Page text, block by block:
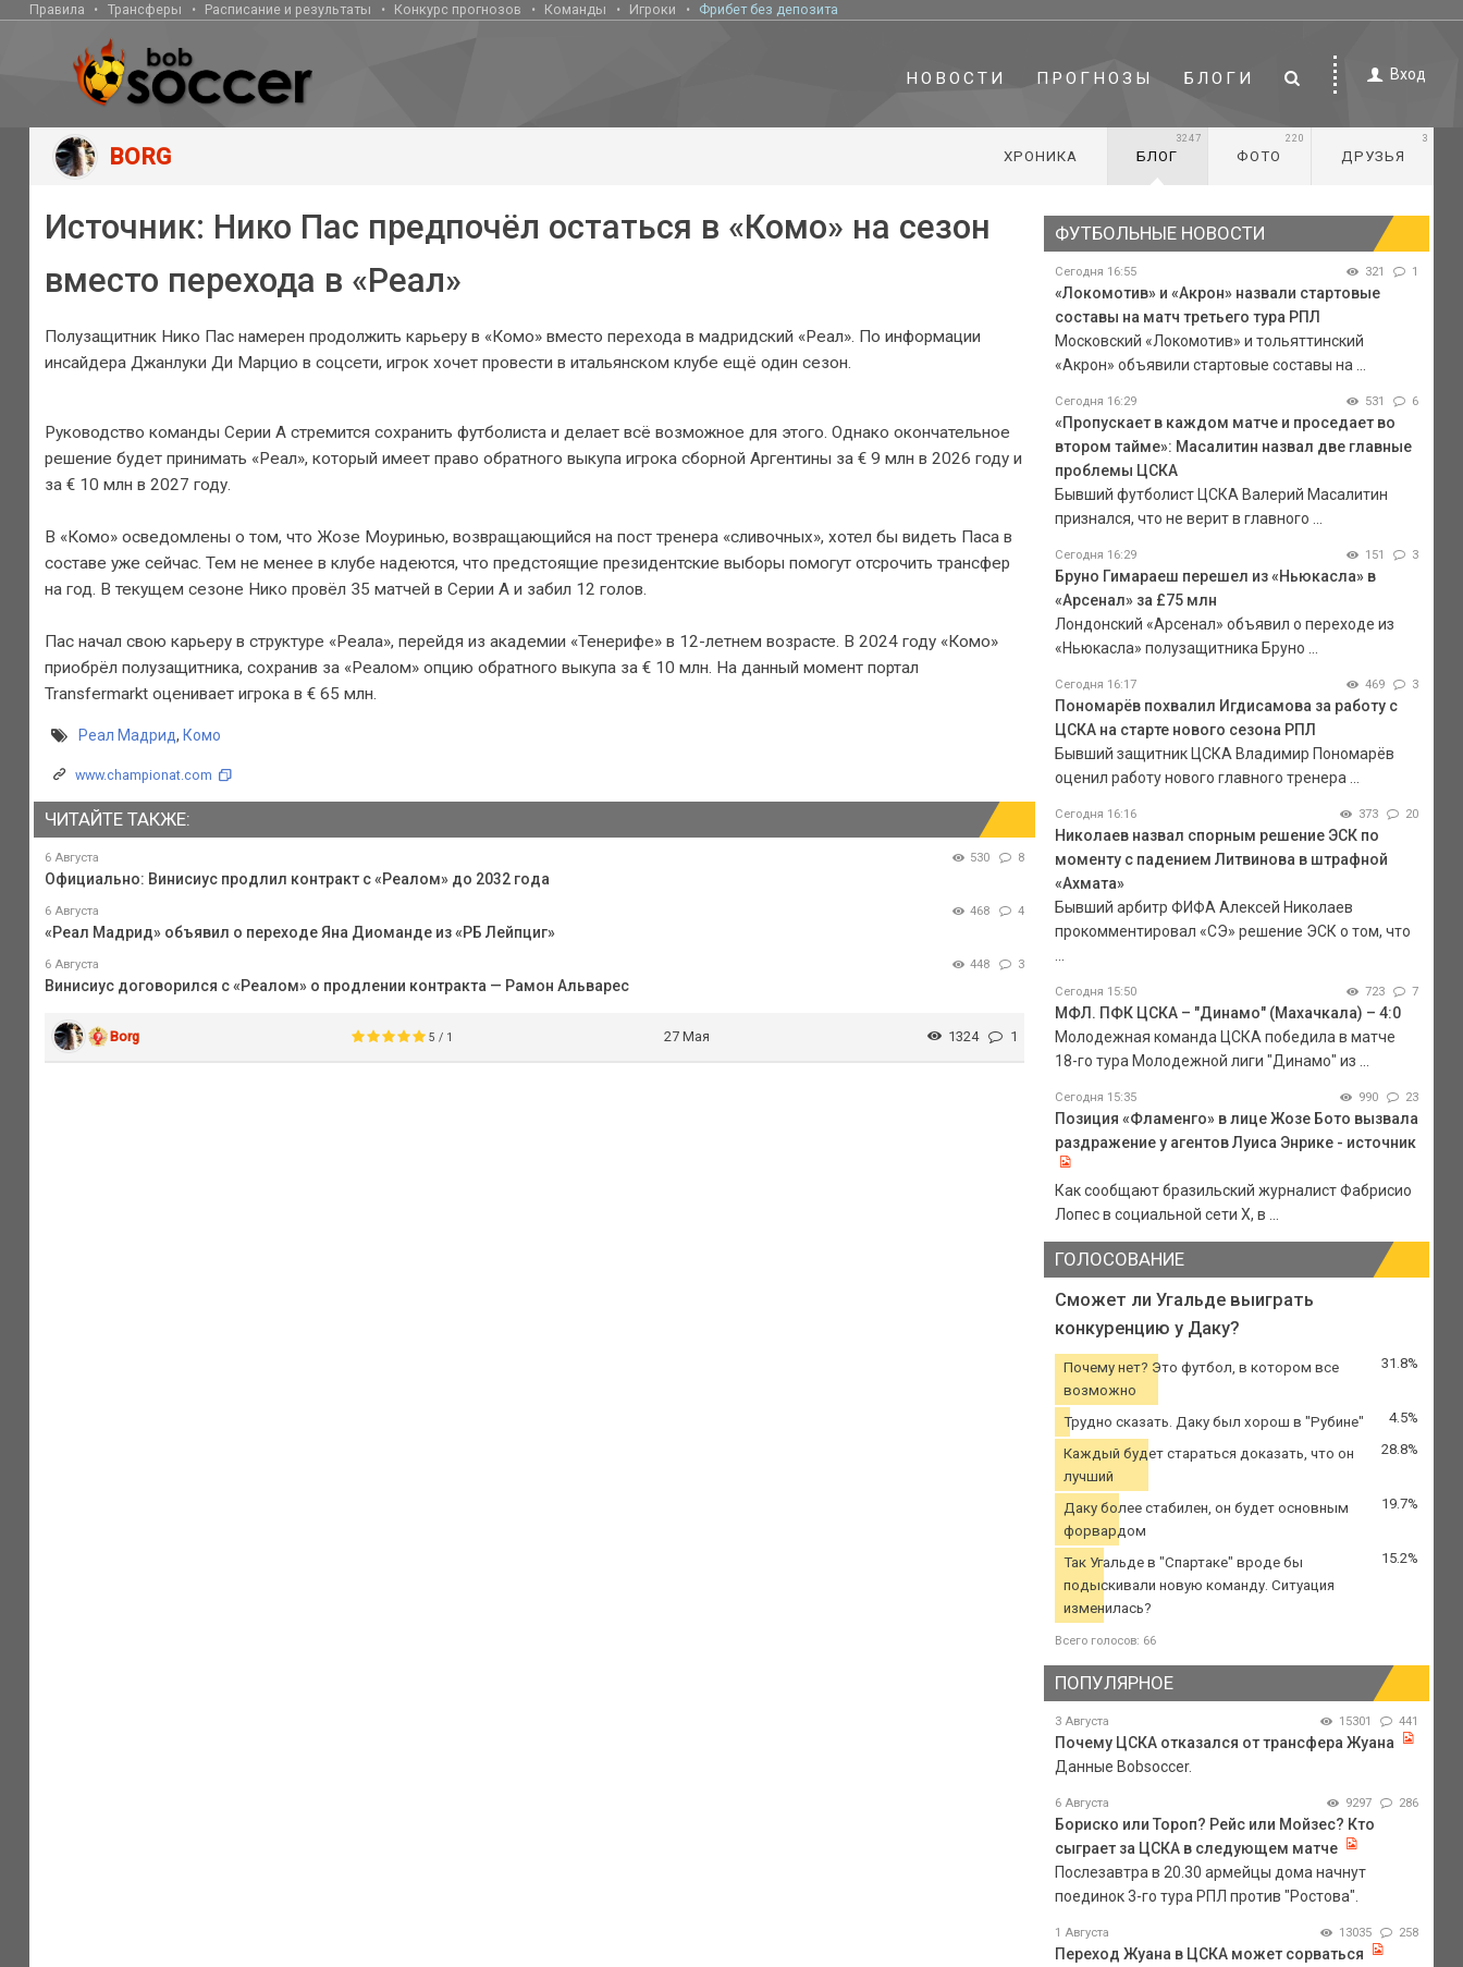
Правила Трансферы Расписание и результаты Конкурс прогнозов Команды Игроки Фрибет без депозита
НОВОСТИ ПРОГНОЗЫ БЛОГИ Вход
BORG ХРОНИКА БЛОГ
3247
ФОТО
220
ДРУЗЬЯ
3
Источник: Нико Пас предпочёл остаться в «Комо» на сезон
вместо перехода в «Реал»
Полузащитник Нико Пас намерен продолжить карьеру в «Комо» вместо перехода в мадридский «Реал». По информации
инсайдера Джанлуки Ди Марцио в соцсети, игрок хочет провести в итальянском клубе ещё один сезон.
Руководство команды Серии А стремится сохранить футболиста и делает всё возможное для этого. Однако окончательное
решение будет принимать «Реал», который имеет право обратного выкупа игрока сборной Аргентины за € 9 млн в 2026 году и
за € 10 млн в 2027 году.
В «Комо» осведомлены о том, что Жозе Моуринью, возвращающийся на пост тренера «сливочных», хотел бы видеть Паса в
составе уже сейчас. Тем не менее в клубе надеются, что предстоящие президентские выборы помогут отсрочить трансфер
на год. В текущем сезоне Нико провёл 35 матчей в Серии А и забил 12 голов.
Пас начал свою карьеру в структуре «Реала», перейдя из академии «Тенерифе» в 12-летнем возрасте. В 2024 году «Комо»
приобрёл полузащитника, сохранив за «Реалом» опцию обратного выкупа за € 10 млн. На данный момент портал
Transfermarkt оценивает игрока в € 65 млн.
Реал Мадрид, Комо
www.championat.com
ЧИТАЙТЕ ТАКЖЕ:
6 Августа 530 8
Официально: Винисиус продлил контракт с «Реалом» до 2032 года
6 Августа 468 4
«Реал Мадрид» объявил о переходе Яна Диоманде из «РБ Лейпциг»
6 Августа 448 3
Винисиус договорился с «Реалом» о продлении контракта — Рамон Альварес
Borg 5 / 1 27 Мая 1324 1
ФУТБОЛЬНЫЕ НОВОСТИ
Сегодня 16:55 321 1
«Локомотив» и «Акрон» назвали стартовые
составы на матч третьего тура РПЛ
Московский «Локомотив» и тольяттинский
«Акрон» объявили стартовые составы на ...
Сегодня 16:29 531 6
«Пропускает в каждом матче и проседает во
втором тайме»: Масалитин назвал две главные
проблемы ЦСКА
Бывший футболист ЦСКА Валерий Масалитин
признался, что не верит в главного ...
Сегодня 16:29 151 3
Бруно Гимараеш перешел из «Ньюкасла» в
«Арсенал» за £75 млн
Лондонский «Арсенал» объявил о переходе из
«Ньюкасла» полузащитника Бруно ...
Сегодня 16:17 469 3
Пономарёв похвалил Игдисамова за работу с
ЦСКА на старте нового сезона РПЛ
Бывший защитник ЦСКА Владимир Пономарёв
оценил работу нового главного тренера ...
Сегодня 16:16 373 20
Николаев назвал спорным решение ЭСК по
моменту с падением Литвинова в штрафной
«Ахмата»
Бывший арбитр ФИФА Алексей Николаев
прокомментировал «СЭ» решение ЭСК о том, что
Сегодня 15:50 723 7
МФЛ. ПФК ЦСКА – "Динамо" (Махачкала) – 4:0
Молодежная команда ЦСКА победила в матче
18-го тура Молодежной лиги "Динамо" из ...
Сегодня 15:35 990 23
Позиция «Фламенго» в лице Жозе Бото вызвала
раздражение у агентов Луиса Энрике - источник
Как сообщают бразильский журналист Фабрисио
Лопес в социальной сети Х, в ...
ГОЛОСОВАНИЕ
Сможет ли Угальде выиграть
конкуренцию у Даку?
Почему нет? Это футбол, в котором все
возможно
31.8%
Трудно сказать. Даку был хорош в "Рубине" 4.5%
Каждый будет стараться доказать, что он
лучший
28.8%
Даку более стабилен, он будет основным
форвардом
19.7%
Так Угальде в "Спартаке" вроде бы
подыскивали новую команду. Ситуация
изменилась?
15.2%
Всего голосов: 66
ПОПУЛЯРНОЕ
3 Августа 15301 441
Почему ЦСКА отказался от трансфера Жуана
Данные Bobsoccer.
6 Августа 9297 286
Бориско или Тороп? Рейс или Мойзес? Кто
сыграет за ЦСКА в следующем матче
Послезавтра в 20.30 армейцы дома начнут
поединок 3-го тура РПЛ против "Ростова".
1 Августа 13035 258
Переход Жуана в ЦСКА может сорваться